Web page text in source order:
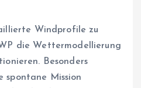
Windprofile zu
die Wettermodellierung
Besonders
spontane Mission